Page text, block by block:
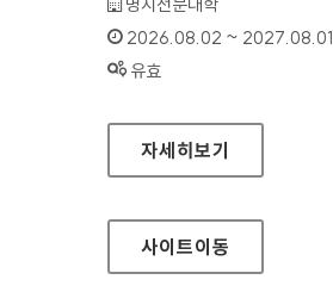
인증기간 :
2026.08.02 ~ 2027.08.01
상태 :
유효
명지전문대학
자세히보기
사이트이동